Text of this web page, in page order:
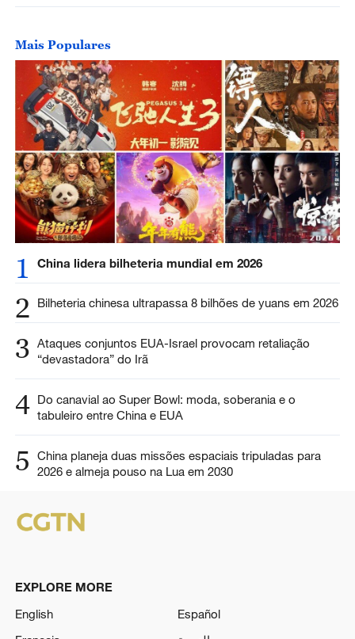
Mais Populares
1 China lidera bilheteria mundial em 2026
2 Bilheteria chinesa ultrapassa 8 bilhões de yuans em 2026
3 Ataques conjuntos EUA-Israel provocam retaliação
“devastadora” do Irã
4 Do canavial ao Super Bowl: moda, soberania e o
tabuleiro entre China e EUA
5
China planeja duas missões espaciais tripuladas para
2026 e almeja pouso na Lua em 2030
EXPLORE MORE
English
Español